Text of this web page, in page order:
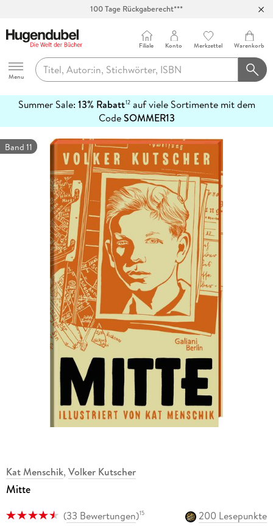
Abholung in über 100 Filialen
Hugendubel
Menu
Filiale Konto Merkzettel Warenkorb
Summer Sale: 13% Rabatt12auf viele Sortimente mit dem
CodeSOMMER13
erfahren
Band 11
Kat Menschik, Volker Kutscher
Mitte
(33 Bewertungen)15
200 Lesepunkte